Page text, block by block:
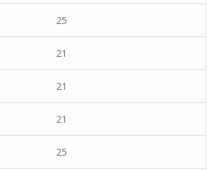
25
21
21
21
25